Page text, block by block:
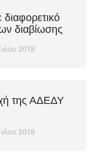
διαβίωσης
2018
της ΑΔΕΔΥ
2018